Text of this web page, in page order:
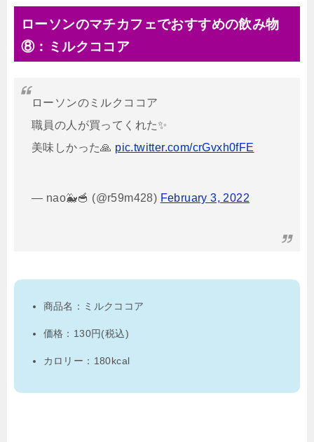
ローソンのマチカフェでおすすめの飲み物
⑧：ミルクココア
ローソンのミルクココア
職員の人が買ってくれた✨
美味しかった🙏 pic.twitter.com/crGvxh0fFE
— nao🐳🥣 (@r59m428) February 3, 2022
商品名：ミルクココア
価格：130円(税込)
カロリー：180kcal